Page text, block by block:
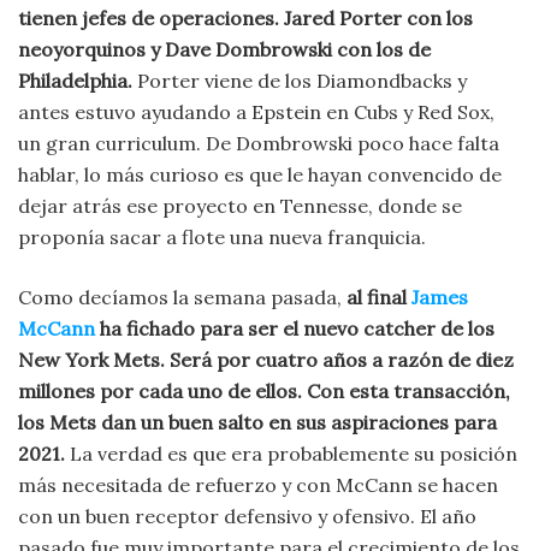
tienen jefes de operaciones. Jared Porter con los
neoyorquinos y Dave Dombrowski con los de
Philadelphia. Porter viene de los Diamondbacks y
antes estuvo ayudando a Epstein en Cubs y Red Sox,
un gran curriculum. De Dombrowski poco hace falta
hablar, lo más curioso es que le hayan convencido de
dejar atrás ese proyecto en Tennesse, donde se
proponía sacar a flote una nueva franquicia.
Como decíamos la semana pasada, al final James
McCann ha fichado para ser el nuevo catcher de los
New York Mets. Será por cuatro años a razón de diez
millones por cada uno de ellos. Con esta transacción,
los Mets dan un buen salto en sus aspiraciones para
2021. La verdad es que era probablemente su posición
más necesitada de refuerzo y con McCann se hacen
con un buen receptor defensivo y ofensivo. El año